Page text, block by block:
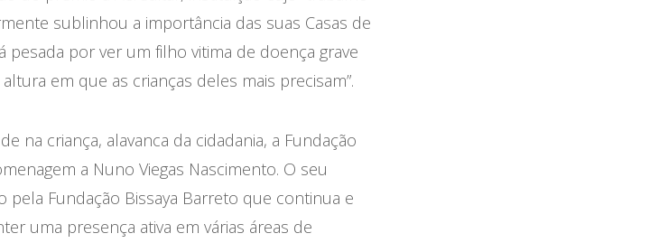
sublinhou a importância das suas Casas de
pesada por ver um filho vitima de doença grave
em que as crianças deles mais precisam”.
na criança, alavanca da cidadania, a Fundação
a Nuno Viegas Nascimento. O seu
Fundação Bissaya Barreto que continua e
uma presença ativa em várias áreas de